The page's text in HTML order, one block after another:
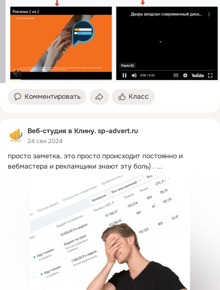
Комментировать Класс
Веб-студия в Клину. sp-advert.ru
24 сен 2024
просто заметка, это просто происходит постоянно и
вебмастера и рекламщики знают эту боль) . ...